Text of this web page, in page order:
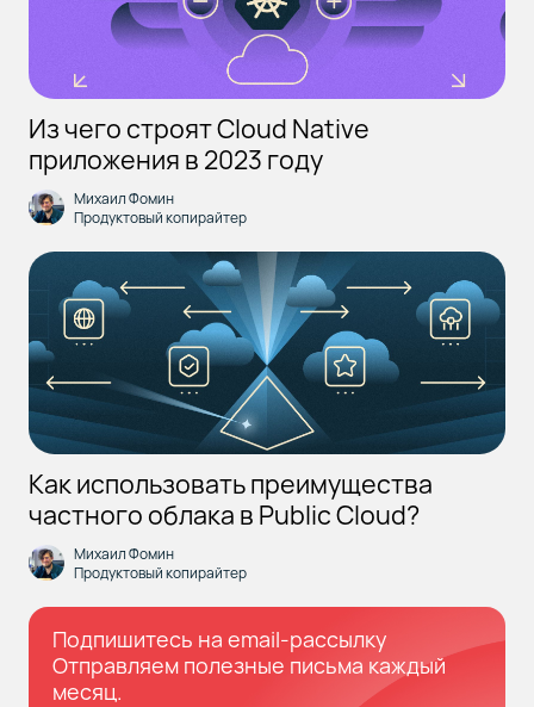
Из чего строят Cloud Native
приложения в 2023 году
Михаил Фомин
Продуктовый копирайтер
Как использовать преимущества
частного облака в Public Cloud?
Михаил Фомин
Продуктовый копирайтер
Подпишитесь на email-рассылку
Отправляем полезные письма каждый
месяц.